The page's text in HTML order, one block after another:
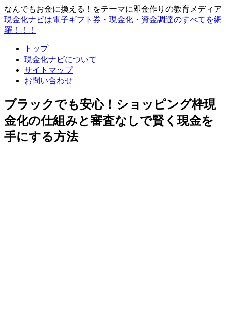
なんでもお金に換える！をテーマに即金作りの教育メディア
現金化ナビは電子ギフト券・現金化・資金調達のすべてを網
羅！！！
トップ
現金化ナビについて
サイトマップ
お問い合わせ
ブラックでも安心！ショッピング枠現
金化の仕組みと審査なしで賢く現金を
手にする方法